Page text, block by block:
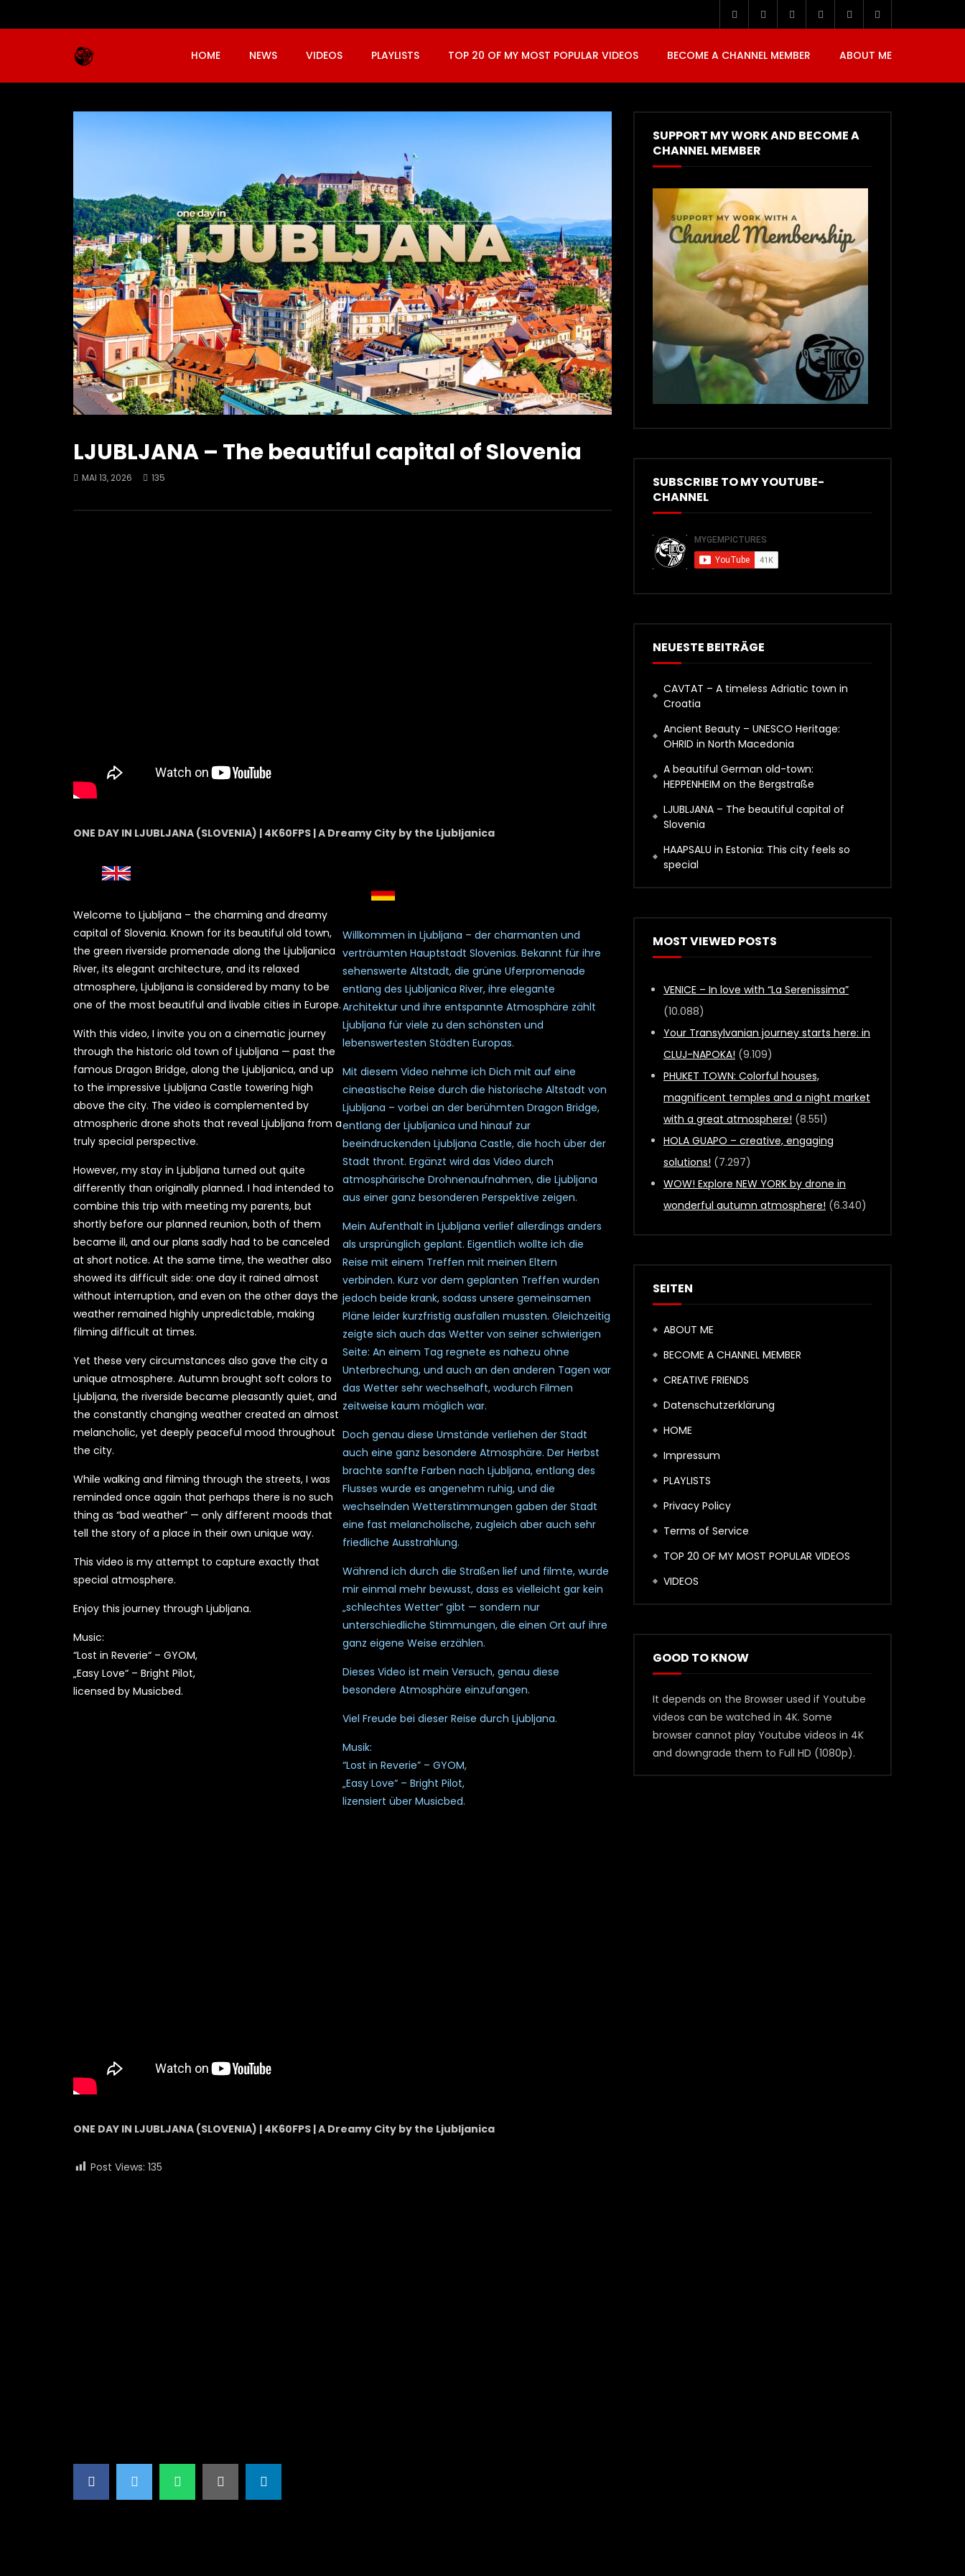
HOME NEWS VIDEOS PLAYLISTS TOP 20 OF MY MOST POPULAR VIDEOS BECOME A CHANNEL MEMBER ABOUT ME
LJUBLJANA – The beautiful capital of Slovenia
MAI 13, 2026 135
ONE DAY IN LJUBLJANA (SLOVENIA) | 4K60FPS | A Dreamy City by the Ljubljanica
Welcome to Ljubljana – the charming and dreamy
capital of Slovenia. Known for its beautiful old town,
the green riverside promenade along the Ljubljanica
River, its elegant architecture, and its relaxed
atmosphere, Ljubljana is considered by many to be
one of the most beautiful and livable cities in Europe.
With this video, I invite you on a cinematic journey
through the historic old town of Ljubljana — past the
famous Dragon Bridge, along the Ljubljanica, and up
to the impressive Ljubljana Castle towering high
above the city. The video is complemented by
atmospheric drone shots that reveal Ljubljana from a
truly special perspective.
However, my stay in Ljubljana turned out quite
differently than originally planned. I had intended to
combine this trip with meeting my parents, but
shortly before our planned reunion, both of them
became ill, and our plans sadly had to be canceled
at short notice. At the same time, the weather also
showed its difficult side: one day it rained almost
without interruption, and even on the other days the
weather remained highly unpredictable, making
filming difficult at times.
Yet these very circumstances also gave the city a
unique atmosphere. Autumn brought soft colors to
Ljubljana, the riverside became pleasantly quiet, and
the constantly changing weather created an almost
melancholic, yet deeply peaceful mood throughout
the city.
While walking and filming through the streets, I was
reminded once again that perhaps there is no such
thing as “bad weather” — only different moods that
tell the story of a place in their own unique way.
This video is my attempt to capture exactly that
special atmosphere.
Enjoy this journey through Ljubljana.
Music:
“Lost in Reverie“ – GYOM,
„Easy Love“ – Bright Pilot,
licensed by Musicbed.
Willkommen in Ljubljana – der charmanten und
verträumten Hauptstadt Slovenias. Bekannt für ihre
sehenswerte Altstadt, die grüne Uferpromenade
entlang des Ljubljanica River, ihre elegante
Architektur und ihre entspannte Atmosphäre zählt
Ljubljana für viele zu den schönsten und
lebenswertesten Städten Europas.
Mit diesem Video nehme ich Dich mit auf eine
cineastische Reise durch die historische Altstadt von
Ljubljana – vorbei an der berühmten Dragon Bridge,
entlang der Ljubljanica und hinauf zur
beeindruckenden Ljubljana Castle, die hoch über der
Stadt thront. Ergänzt wird das Video durch
atmosphärische Drohnenaufnahmen, die Ljubljana
aus einer ganz besonderen Perspektive zeigen.
Mein Aufenthalt in Ljubljana verlief allerdings anders
als ursprünglich geplant. Eigentlich wollte ich die
Reise mit einem Treffen mit meinen Eltern
verbinden. Kurz vor dem geplanten Treffen wurden
jedoch beide krank, sodass unsere gemeinsamen
Pläne leider kurzfristig ausfallen mussten. Gleichzeitig
zeigte sich auch das Wetter von seiner schwierigen
Seite: An einem Tag regnete es nahezu ohne
Unterbrechung, und auch an den anderen Tagen war
das Wetter sehr wechselhaft, wodurch Filmen
zeitweise kaum möglich war.
Doch genau diese Umstände verliehen der Stadt
auch eine ganz besondere Atmosphäre. Der Herbst
brachte sanfte Farben nach Ljubljana, entlang des
Flusses wurde es angenehm ruhig, und die
wechselnden Wetterstimmungen gaben der Stadt
eine fast melancholische, zugleich aber auch sehr
friedliche Ausstrahlung.
Während ich durch die Straßen lief und filmte, wurde
mir einmal mehr bewusst, dass es vielleicht gar kein
„schlechtes Wetter“ gibt — sondern nur
unterschiedliche Stimmungen, die einen Ort auf ihre
ganz eigene Weise erzählen.
Dieses Video ist mein Versuch, genau diese
besondere Atmosphäre einzufangen.
Viel Freude bei dieser Reise durch Ljubljana.
Musik:
“Lost in Reverie” – GYOM,
„Easy Love“ – Bright Pilot,
lizensiert über Musicbed.
ONE DAY IN LJUBLJANA (SLOVENIA) | 4K60FPS | A Dreamy City by the Ljubljanica
Post Views: 135
SUPPORT MY WORK AND BECOME A
CHANNEL MEMBER
SUBSCRIBE TO MY YOUTUBE-
CHANNEL
NEUESTE BEITRÄGE
CAVTAT – A timeless Adriatic town in
Croatia
Ancient Beauty – UNESCO Heritage:
OHRID in North Macedonia
A beautiful German old-town:
HEPPENHEIM on the Bergstraße
LJUBLJANA – The beautiful capital of
Slovenia
HAAPSALU in Estonia: This city feels so
special
MOST VIEWED POSTS
VENICE – In love with “La Serenissima”
(10.088)
Your Transylvanian journey starts here: in
CLUJ-NAPOKA! (9.109)
PHUKET TOWN: Colorful houses,
magnificent temples and a night market
with a great atmosphere! (8.551)
HOLA GUAPO – creative, engaging
solutions! (7.297)
WOW! Explore NEW YORK by drone in
wonderful autumn atmosphere! (6.340)
SEITEN
ABOUT ME
BECOME A CHANNEL MEMBER
CREATIVE FRIENDS
Datenschutzerklärung
HOME
Impressum
PLAYLISTS
Privacy Policy
Terms of Service
TOP 20 OF MY MOST POPULAR VIDEOS
VIDEOS
GOOD TO KNOW
It depends on the Browser used if Youtube
videos can be watched in 4K. Some
browser cannot play Youtube videos in 4K
and downgrade them to Full HD (1080p).